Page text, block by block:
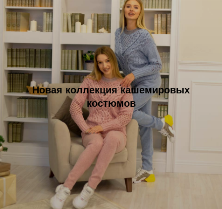
Новая коллекция кашемировых
костюмов